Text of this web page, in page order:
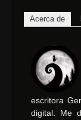
Acerca de
escritora
digital. Me